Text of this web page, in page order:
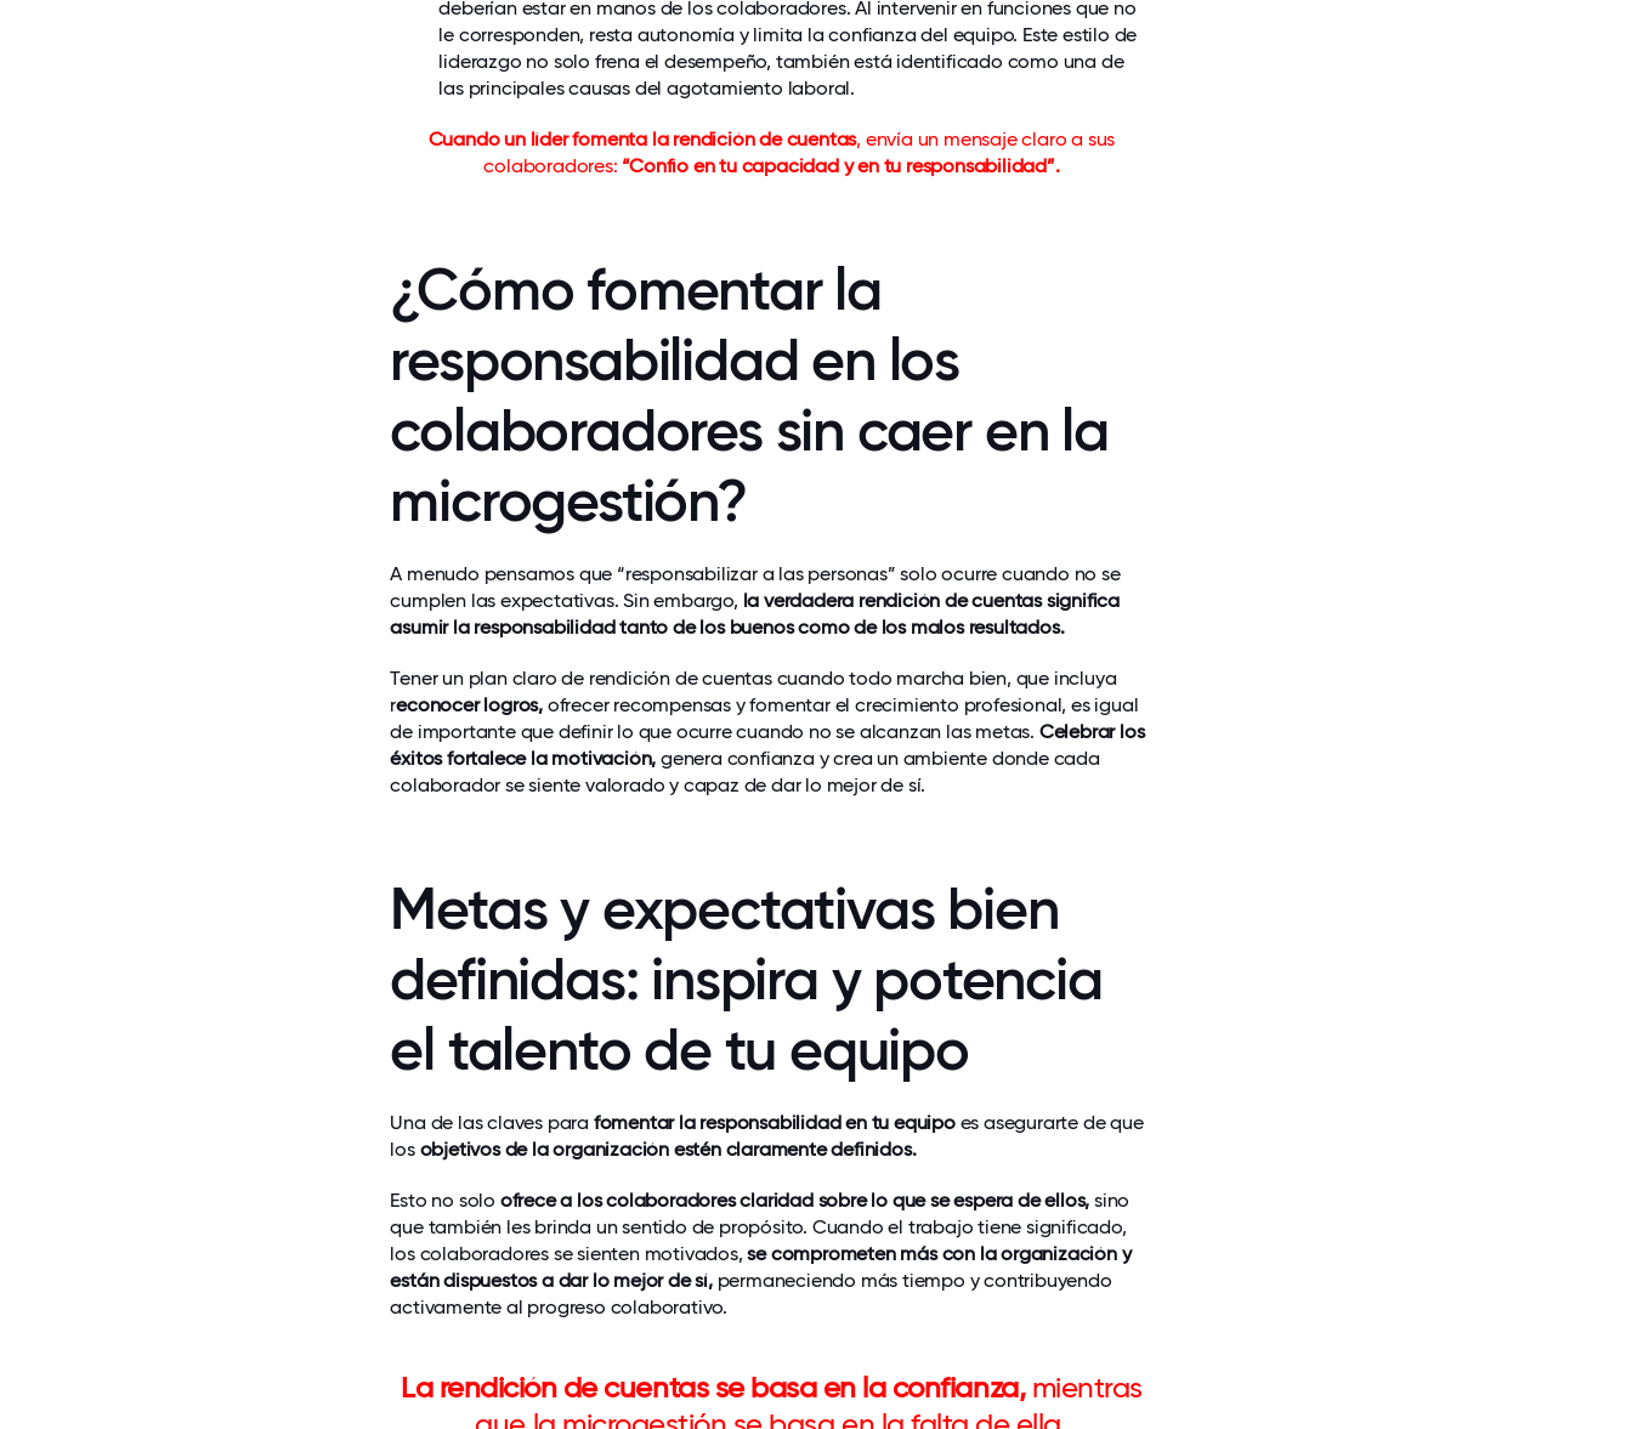
deberían estar en manos de los colaboradores. Al intervenir en funciones que no
le corresponden, resta autonomía y limita la confianza del equipo. Este estilo de
liderazgo no solo frena el desempeño, también está identificado como una de
las principales causas del agotamiento laboral.
Cuando un líder fomenta la rendición de cuentas, envía un mensaje claro a sus
colaboradores: “Confío en tu capacidad y en tu responsabilidad”.
¿Cómo fomentar la
responsabilidad en los
colaboradores sin caer en la
microgestión?
A menudo pensamos que “responsabilizar a las personas” solo ocurre cuando no se
cumplen las expectativas. Sin embargo, la verdadera rendición de cuentas significa
asumir la responsabilidad tanto de los buenos como de los malos resultados.
Tener un plan claro de rendición de cuentas cuando todo marcha bien, que incluya
reconocer logros, ofrecer recompensas y fomentar el crecimiento profesional, es igual
de importante que definir lo que ocurre cuando no se alcanzan las metas. Celebrar los
éxitos fortalece la motivación, genera confianza y crea un ambiente donde cada
colaborador se siente valorado y capaz de dar lo mejor de sí.
Metas y expectativas bien
definidas: inspira y potencia
el talento de tu equipo
Una de las claves para fomentar la responsabilidad en tu equipoes asegurarte de que
los objetivos de la organización estén claramente definidos.
Esto no solo ofrece a los colaboradores claridad sobre lo que se espera de ellos, sino
que también les brinda un sentido de propósito. Cuando el trabajo tiene significado,
los colaboradores se sienten motivados,se comprometen más con la organización y
están dispuestos a dar lo mejor de sí,permaneciendo más tiempo y contribuyendo
activamente al progreso colaborativo.
La rendición de cuentas se basa en la confianza,mientras